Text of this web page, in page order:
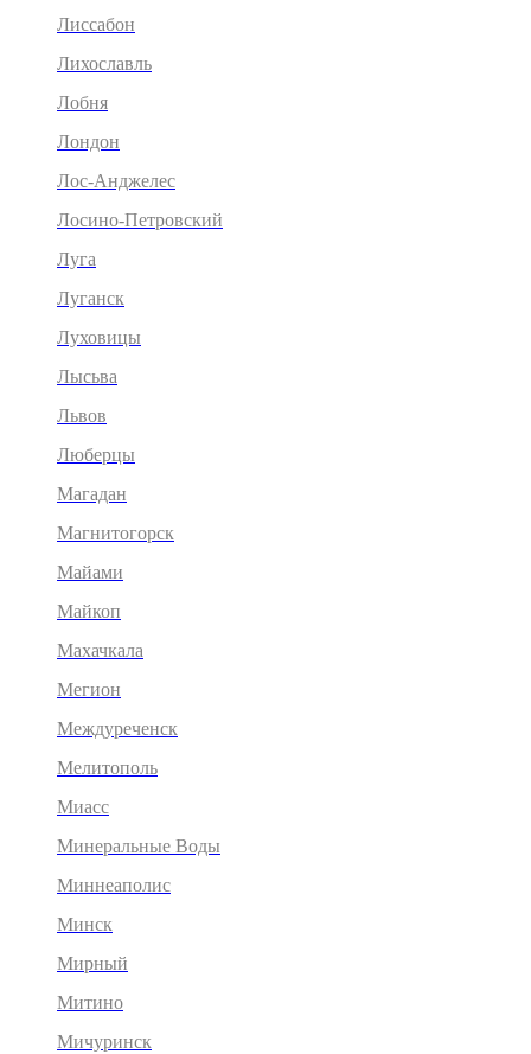
Лиссабон
Лихославль
Лобня
Лондон
Лос-Анджелес
Лосино-Петровский
Луга
Луганск
Луховицы
Лысьва
Львов
Люберцы
Магадан
Магнитогорск
Майами
Майкоп
Махачкала
Мегион
Междуреченск
Мелитополь
Миасс
Минеральные Воды
Миннеаполис
Минск
Мирный
Митино
Мичуринск